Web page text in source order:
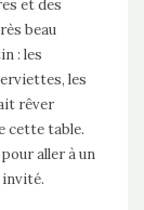
et des
beau
: les
les
rêver
cette table.
aller à un
invité.